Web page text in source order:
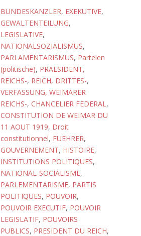
BUNDESKANZLER, EXEKUTIVE,
GEWALTENTEILUNG,
LEGISLATIVE,
NATIONALSOZIALISMUS,
PARLAMENTARISMUS, Parteien
(politische), PRAESIDENT,
REICHS-, REICH, DRITTES-,
VERFASSUNG, WEIMARER
REICHS-, CHANCELIER FEDERAL,
CONSTITUTION DE WEIMAR DU
11 AOUT 1919, Droit
constitutionnel, FUEHRER,
GOUVERNEMENT, HISTOIRE,
INSTITUTIONS POLITIQUES,
NATIONAL-SOCIALISME,
PARLEMENTARISME, PARTIS
POLITIQUES, POUVOIR,
POUVOIR EXECUTIF, POUVOIR
LEGISLATIF, POUVOIRS
PUBLICS, PRESIDENT DU REICH,